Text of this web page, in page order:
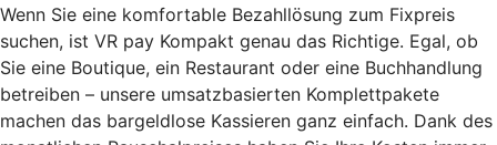
Wenn Sie eine komfortable Bezahllösung zum Fixpreis
suchen, ist VR pay Kompakt genau das Richtige. Egal, ob
Sie eine Boutique, ein Restaurant oder eine Buchhandlung
betreiben – unsere umsatzbasierten Komplettpakete
machen das bargeldlose Kassieren ganz einfach. Dank des